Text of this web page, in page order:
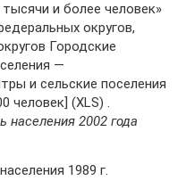
и более человек»
округов,
Городские
—
и сельские поселения
человек] (XLS) .
населения 2002 года
1989 г.